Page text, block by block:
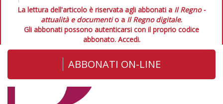
La lettura dell'articolo è riservata agli abbonati a Il Regno -
attualità e documentio a Il Regno digitale.
Gli abbonati possono autenticarsi con il proprio codice
abbonato. Accedi.
ABBONATI ON-LINE